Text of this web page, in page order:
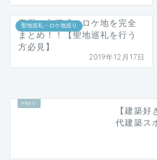
聖地巡礼・ロケ地巡り
真夏の方程式のロケ地を完全
まとめ！！【聖地巡礼を行う
方必見】
2019年12月17日
【建築
代建築ス